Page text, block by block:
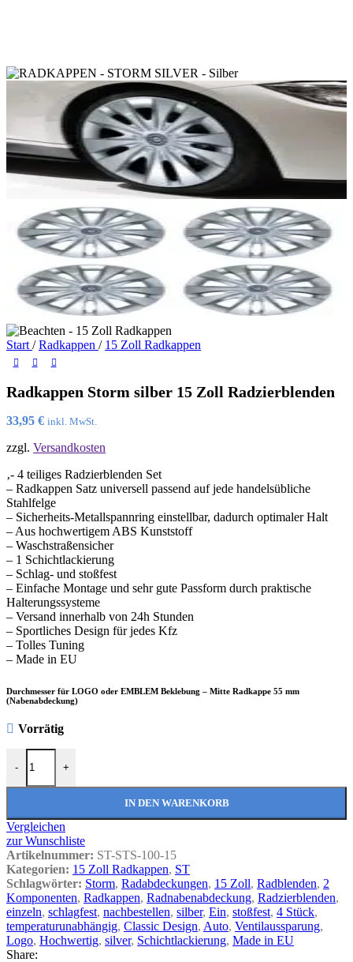
Start/ Radkappen / 15 Zoll Radkappen
Radkappen Storm silber 15 Zoll Radzierblenden
33,95 € inkl. MwSt.
zzgl. Versandkosten
‚- 4 teiliges Radzierblenden Set
– Radkappen Satz universell passend auf jede handelsübliche
Stahlfelge
– Sicherheits-Metallspannring einstellbar, dadurch optimaler Halt
– Aus hochwertigem ABS Kunststoff
– Waschstraßensicher
– 1 Schichtlackierung
– Schlag- und stoßfest
– Einfache Montage und sehr gute Passform durch praktische
Halterungssysteme
– Versand innerhalb von 24h Stunden
– Sportliches Design für jedes Kfz
– Tolles Tuning
– Made in EU
Durchmesser für LOGO oder EMBLEM Beklebung – Mitte Radkappe 55 mm
(Nabenabdeckung)
Vorrätig
-
Radkappen Storm silber 15 Zoll Radzierblenden Menge
+
IN DEN WARENKORB
Vergleichen
zur Wunschliste
Artikelnummer: ST-STS-100-15
Kategorien: 15 Zoll Radkappen, ST
Schlagwörter: Storm, Radabdeckungen, 15 Zoll, Radblenden, 2
Komponenten, Radkappen, Radnabenabdeckung, Radzierblenden,
einzeln, schlagfest, nachbestellen, silber, Ein, stoßfest, 4 Stück,
temperaturunabhängig, Classic Design, Auto, Ventilaussparung,
Logo, Hochwertig, silver, Schichtlackierung, Made in EU
Share: